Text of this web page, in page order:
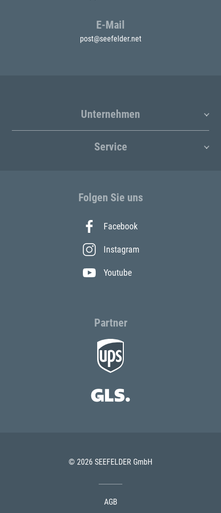
E-Mail
post@seefelder.net
Unternehmen
Service
Folgen Sie uns
Facebook
Instagram
Youtube
Partner
© 2026 SEEFELDER GmbH
AGB